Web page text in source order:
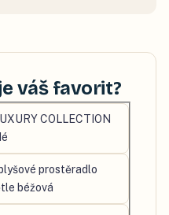
váš favorit?
COLLECTION
prostěradlo
béžová